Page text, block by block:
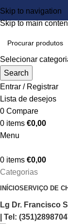
Skip to navigation
Skip to main
Selecionar
Search
Entrar / Registrar
Lista de desejos
0 Compare
0 items €0,00
Menu
0 items €0,00
Categorias
INÍCIOSERVIÇO DE
Lg Dr. Francisco
| Tel: